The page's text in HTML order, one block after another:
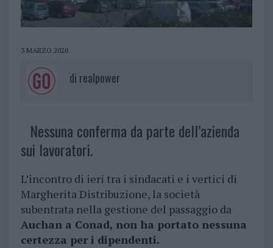
3 MARZO 2020
di realpower
Nessuna conferma da parte dell’azienda
sui lavoratori.
L’incontro di ieri tra i sindacati e i vertici di
Margherita Distribuzione, la società
subentrata nella gestione del passaggio da
Auchan a Conad, non ha portato nessuna
certezza per i dipendenti.